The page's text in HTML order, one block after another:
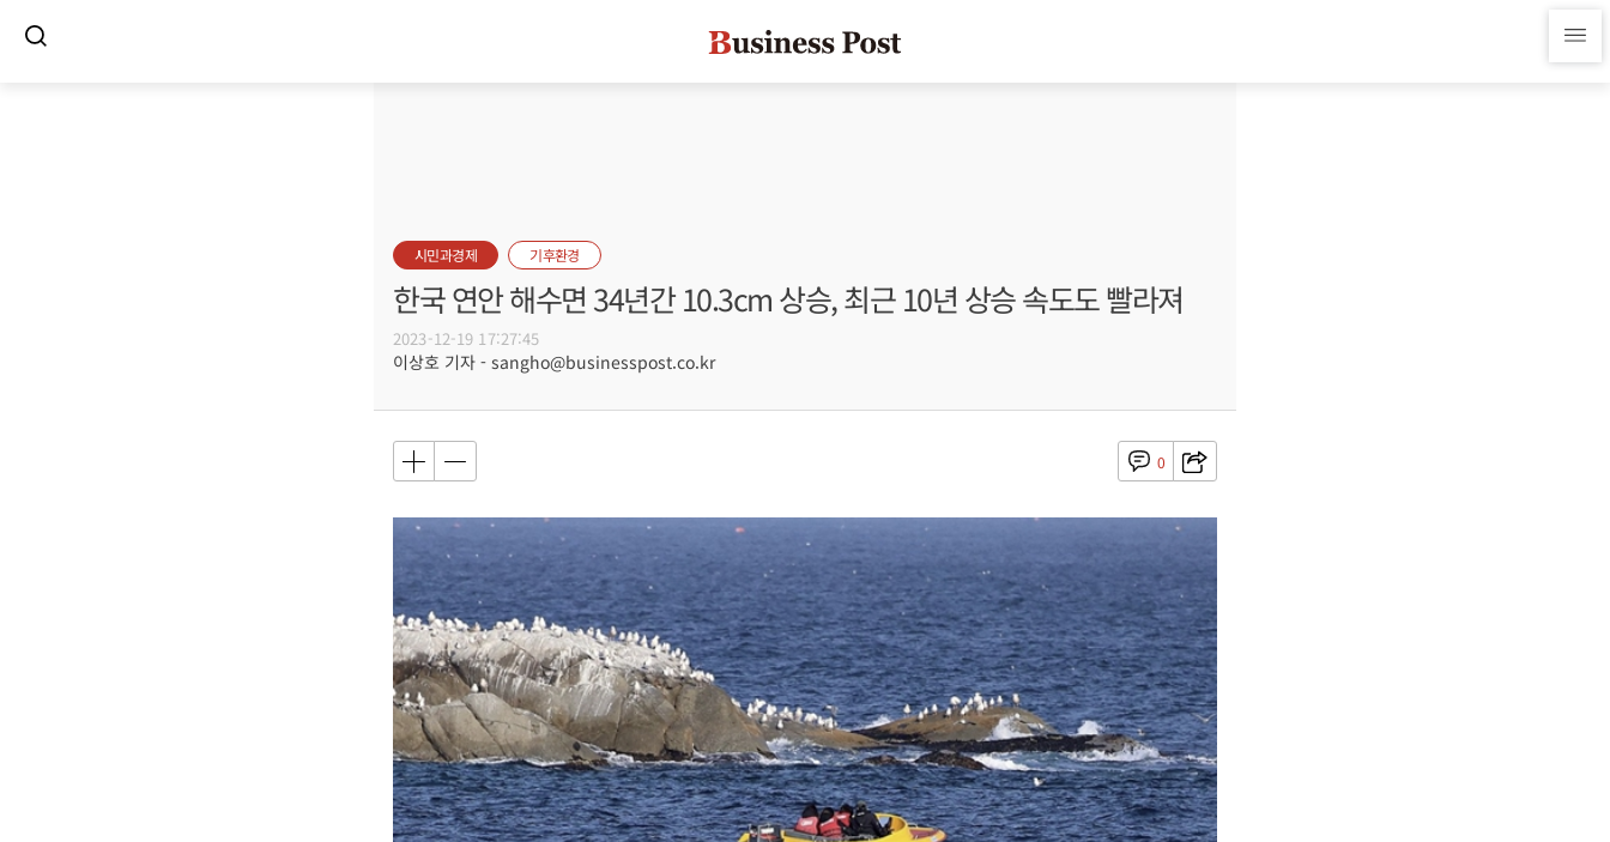
시민과경제 기후환경
한국 연안 해수면 34년간 10.3cm 상승, 최근 10년 상승 속도도 빨라져
2023-12-19 17:27:45
이상호 기자 - sangho@businesspost.co.kr
0